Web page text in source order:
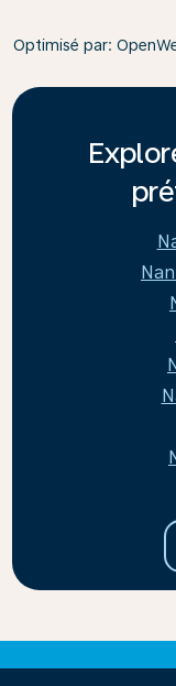
Optimisé par: